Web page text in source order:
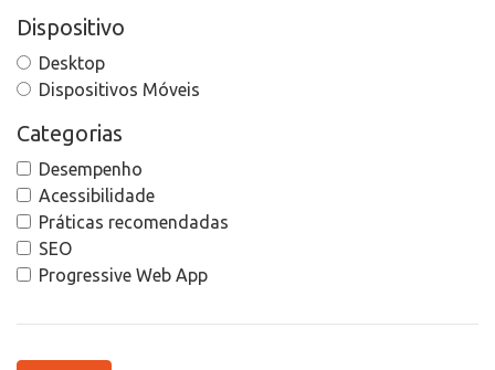
Dispositivo
Desktop
Dispositivos Móveis
Categorias
Desempenho
Acessibilidade
Práticas recomendadas
SEO
Progressive Web App